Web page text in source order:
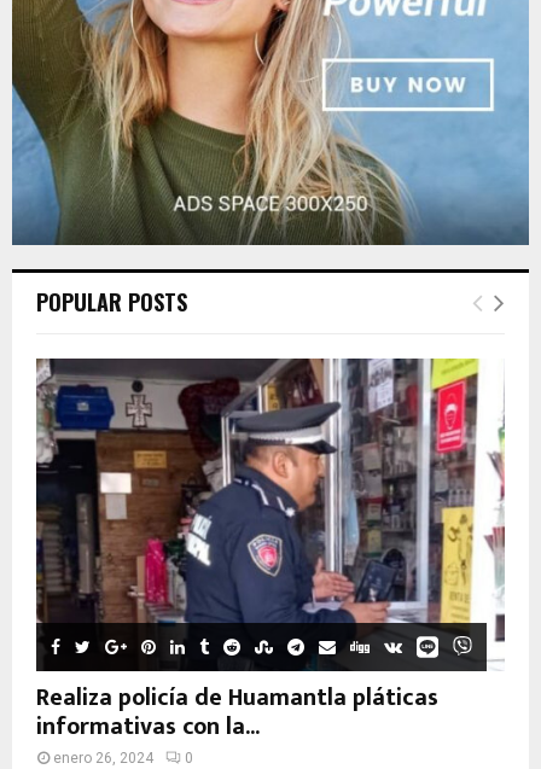
POPULAR POSTS
Realiza policía de Huamantla pláticas
informativas con la...
enero 26, 2024 0